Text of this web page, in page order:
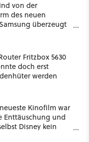
von der
des neuen
überzeugt
Rekorde auf
Fritzbox 5630
doch erst
werden
Kinofilm war
Enttäuschung und
Disney kein